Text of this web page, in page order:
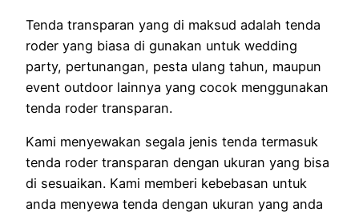
Tenda transparan yang di maksud adalah tenda
roder yang biasa di gunakan untuk wedding
party, pertunangan, pesta ulang tahun, maupun
event outdoor lainnya yang cocok menggunakan
tenda roder transparan.
Kami menyewakan segala jenis tenda termasuk
tenda roder transparan dengan ukuran yang bisa
di sesuaikan. Kami memberi kebebasan untuk
anda menyewa tenda dengan ukuran yang anda